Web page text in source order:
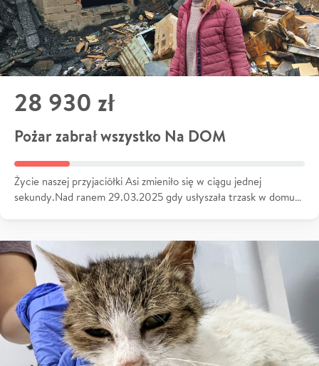
28 930 zł
Pożar zabrał wszystko Na DOM
Życie naszej przyjaciółki Asi zmieniło się w ciągu jednej
sekundy.Nad ranem 29.03.2025 gdy usłyszała trzask w domu…